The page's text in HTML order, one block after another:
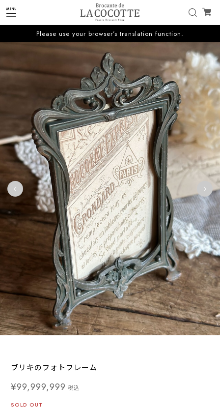
Please use your browser’s translation function.
ブリキのフォトフレーム
¥99,999,999 税込
SOLD OUT